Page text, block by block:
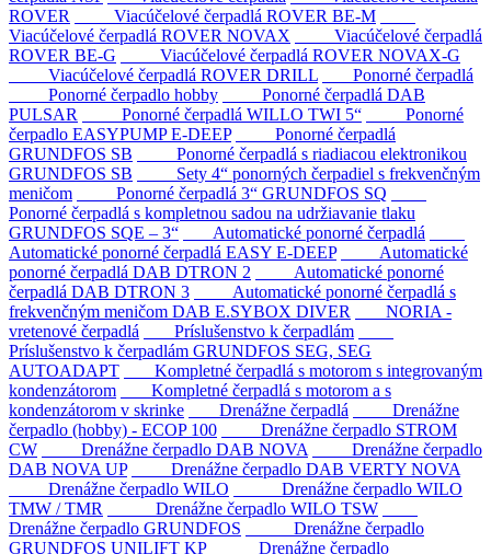
ROVER
Viacúčelové čerpadlá ROVER BE-M
Viacúčelové čerpadlá ROVER NOVAX
Viacúčelové čerpadlá
ROVER BE-G
Viacúčelové čerpadlá ROVER NOVAX-G
Viacúčelové čerpadlá ROVER DRILL
Ponorné čerpadlá
Ponorné čerpadlo hobby
Ponorné čerpadlá DAB
PULSAR
Ponorné čerpadlá WILLO TWI 5“
Ponorné
čerpadlo EASYPUMP E-DEEP
Ponorné čerpadlá
GRUNDFOS SB
Ponorné čerpadlá s riadiacou elektronikou
GRUNDFOS SB
Sety 4“ ponorných čerpadiel s frekvenčným
meničom
Ponorné čerpadlá 3“ GRUNDFOS SQ
Ponorné čerpadlá s kompletnou sadou na udržiavanie tlaku
GRUNDFOS SQE – 3“
Automatické ponorné čerpadlá
Automatické ponorné čerpadlá EASY E-DEEP
Automatické
ponorné čerpadlá DAB DTRON 2
Automatické ponorné
čerpadlá DAB DTRON 3
Automatické ponorné čerpadlá s
frekvenčným meničom DAB E.SYBOX DIVER
NORIA -
vretenové čerpadlá
Príslušenstvo k čerpadlám
Príslušenstvo k čerpadlám GRUNDFOS SEG, SEG
AUTOADAPT
Kompletné čerpadlá s motorom s integrovaným
kondenzátorom
Kompletné čerpadlá s motorom a s
kondenzátorom v skrinke
Drenážne čerpadlá
Drenážne
čerpadlo (hobby) - ECOP 100
Drenážne čerpadlo STROM
CW
Drenážne čerpadlo DAB NOVA
Drenážne čerpadlo
DAB NOVA UP
Drenážne čerpadlo DAB VERTY NOVA
Drenážne čerpadlo WILO
Drenážne čerpadlo WILO
TMW / TMR
Drenážne čerpadlo WILO TSW
Drenážne čerpadlo GRUNDFOS
Drenážne čerpadlo
GRUNDFOS UNILIFT KP
Drenážne čerpadlo